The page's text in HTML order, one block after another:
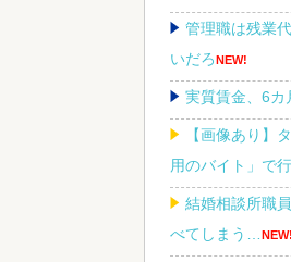
管理職は残業
いだろNEW!
実質賃金、6カ
【画像あり】
用のバイト」で
結婚相談所職
べてしまう…
NEW!